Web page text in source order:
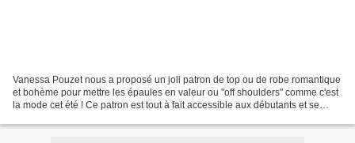
Vanessa Pouzet nous a proposé un joli patron de top ou de robe romantique
et bohème pour mettre les épaules en valeur ou "off shoulders" comme c'est
la mode cet été ! Ce patron est tout à fait accessible aux débutants et se